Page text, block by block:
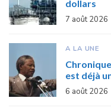
dollars
7 août 2026
A LA UNE
est déjà
6 août 2026